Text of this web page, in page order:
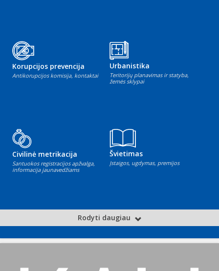
Korupcijos prevencija
Antikorupcijos komisija, kontaktai
Urbanistika
Teritorijų planavimas ir statyba,
žemės sklypai
Civilinė metrikacija
Santuokos registracijos apžvalga,
informacija jaunavedžiams
Švietimas
Įstaigos, ugdymas, premijos
Rodyti daugiau